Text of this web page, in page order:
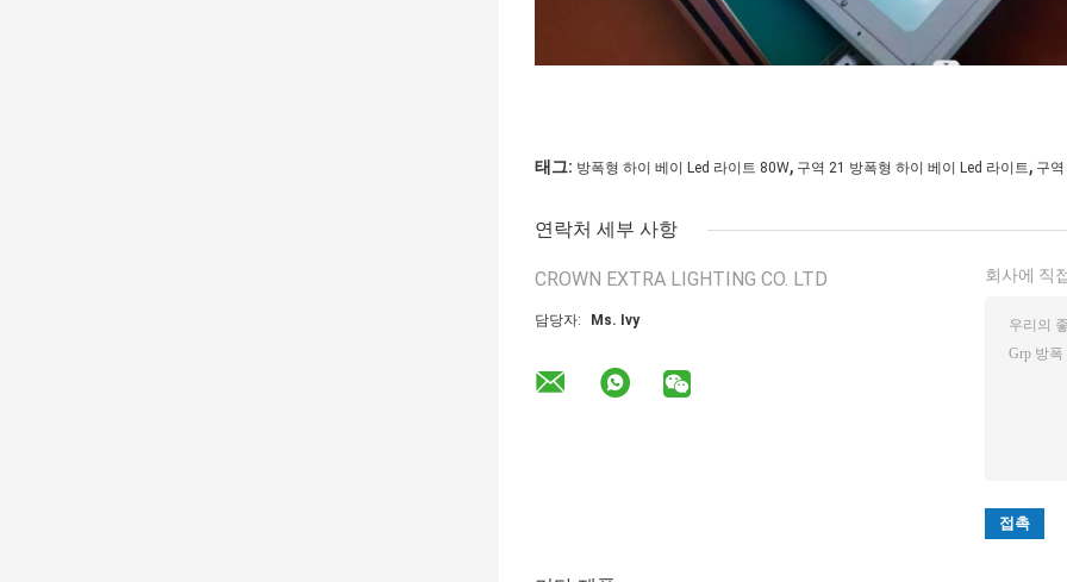
태그: 방폭형 하이 베이 Led 라이트 80W, 구역 21 방폭형 하이 베이 Led 라이트, 구
연락처 세부 사항
CROWN EXTRA LIGHTING CO. LTD
담당자: Ms. Ivy
회사에 직